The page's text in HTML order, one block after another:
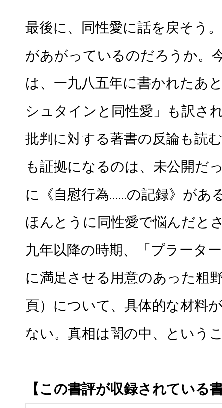
最後に、同性愛に話を戻そう
があがっているのだろうか。
は、一九八五年に書かれたあ
シュタインと同性愛」も訳さ
批判に対する著書の反論も読
も証拠になるのは、未公開だ
に《自慰行為……の記録》があ
ほんとうに同性愛で悩んだと
九年以降の時期、「プラータ
に満足させる用意のあった粗
頁）について、具体的な材料
ない。真相は闇の中、という
【この書評が収録されている